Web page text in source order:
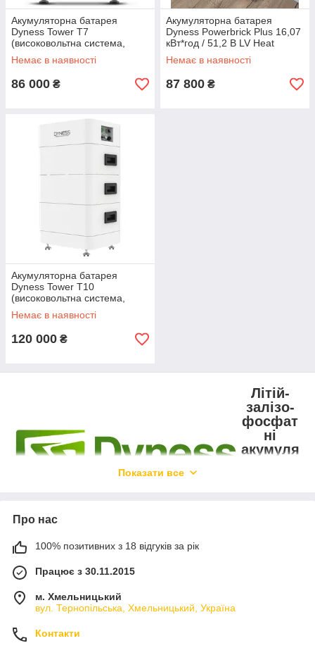
Акумуляторна батарея
Dyness Tower T7
(високовольтна система,
2xHV9637 192V 37Ah
7.1kWh)
Немає в наявності
86 000 ₴
Акумуляторна батарея
Dyness Powerbrick Plus 16,07
кВт*год / 51,2 В LV Heat
Немає в наявності
87 800 ₴
Акумуляторна батарея
Dyness Tower T10
(високовольтна система,
3xHV9637 288V 37Ah
10.66kWh)
Немає в наявності
120 000 ₴
Літій-
залізо-
фосфат
ні
акумуля
У світі, де потреба в ефективних та екологічно чистих
джерелах енергії зростає з кожним днем, літій-залізо-
фосфатні (LiFePO4) акумулятори компанії Dyness посідають
особливе місце на ринку. Ці акумулятори представляють
собою передове рішення для зберігання енергії, поєднуючи
високу надійність, безпеку та довговічність, що робить їх
Показати все
Про нас
100% позитивних з 18 відгуків за рік
Працює з 30.11.2015
м. Хмельницький
вул. Тернопільська, Хмельницький, Україна
Контакти